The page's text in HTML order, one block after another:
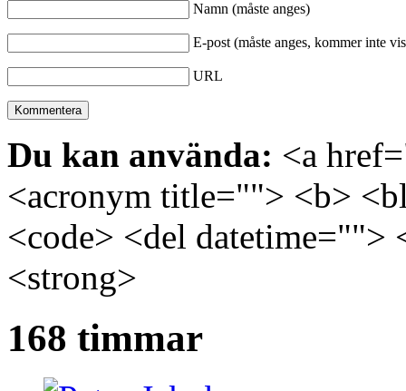
Namn (måste anges)
E-post (måste anges, kommer inte
URL
Du kan använda: <a
<acronym title=""> <b>
<code> <del
<strong>
168 timmar